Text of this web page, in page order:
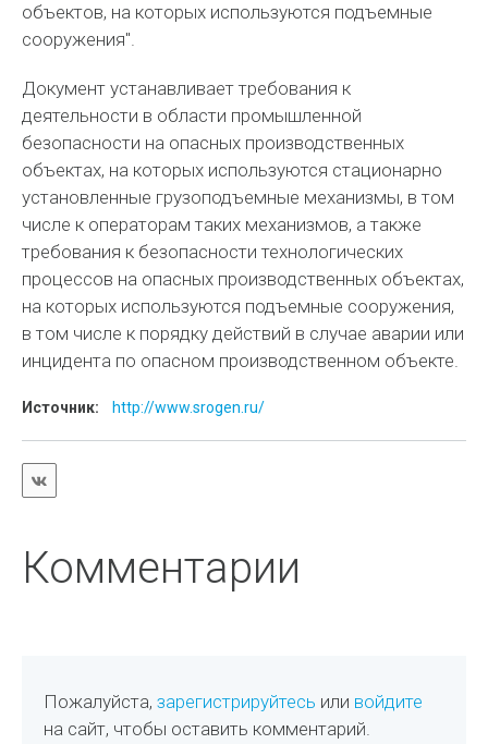
объектов, на которых используются подъемные
сооружения".
Документ устанавливает требования к
деятельности в области промышленной
безопасности на опасных производственных
объектах, на которых используются стационарно
установленные грузоподъемные механизмы, в том
числе к операторам таких механизмов, а также
требования к безопасности технологических
процессов на опасных производственных объектах,
на которых используются подъемные сооружения,
в том числе к порядку действий в случае аварии или
инцидента по опасном производственном объекте.
Источник: http://www.srogen.ru/
Комментарии
Пожалуйста,зарегистрируйтесь или войдите
на сайт, чтобы оставить комментарий.